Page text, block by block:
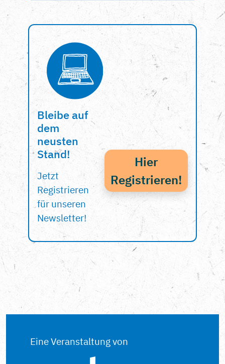
Bleibe auf
dem
neusten
Stand!
Jetzt
Registrieren
für unseren
Newsletter!
Hier
Registrieren!
Eine Veranstaltung von